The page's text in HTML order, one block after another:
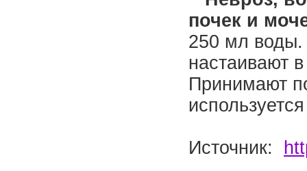
почек и
250 мл воды.
настаивают
Принимают
Источник: